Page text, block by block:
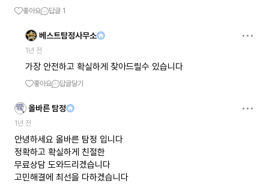
좋아요 답글 1
베스트탐정사무소
1년 전
가장 안전하고 확실하게 찾아드릴수 있습니다
좋아요 답글달기
올바른 탐정
1년 전
안녕하세요 올바른 탐정 입니다
정확하고 확실하게 친절한
무료상담 도와드리겠습니다
고민해결에 최선을 다하겠습니다